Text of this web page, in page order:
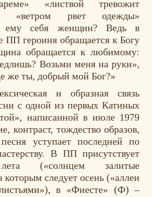
«листвой тревожит
«ветром рвет одежды»
ему себя женщин? Ведь в
ПП героиня обращается к Богу
обращается к любимому:
Возьми меня на руки»,
же ты, добрый мой Бог?»
и образная связь
с одной из первых Катиных
написанной в июле 1979
контраст, тождество образов,
уступает последней по
В ПП присутствует
(«солнцем залитые
которым следует осень («аллеи
в «Фиесте» (Ф) –